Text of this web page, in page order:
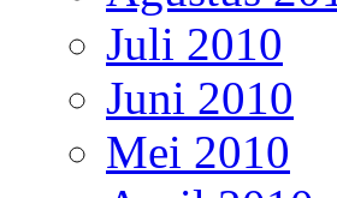
Juli 2010
Juni 2010
Mei 2010